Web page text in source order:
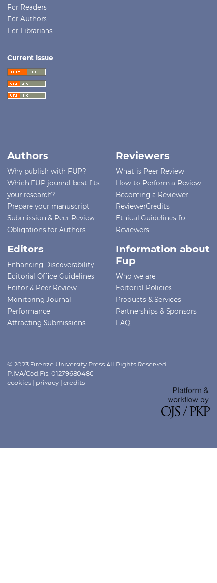
For Readers
For Authors
For Librarians
Current Issue
Authors
Why publish with FUP?
Which FUP journal best fits
your research?
Prepare your manuscript
Submission & Peer Review
Obligations for Authors
Reviewers
What is Peer Review
How to Perform a Review
Becoming a Reviewer
ReviewerCredits
Ethical Guidelines for
Reviewers
Editors
Enhancing Discoverability
Editorial Office Guidelines
Editor & Peer Review
Monitoring Journal
Performance
Attracting Submissions
Information about
Fup
Who we are
Editorial Policies
Products & Services
Partnerships & Sponsors
FAQ
© 2023 Firenze University Press All Rights Reserved -
P.IVA/Cod.Fis. 01279680480
cookies | privacy | credits